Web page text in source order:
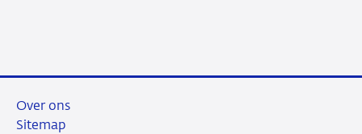
Over ons
Sitemap